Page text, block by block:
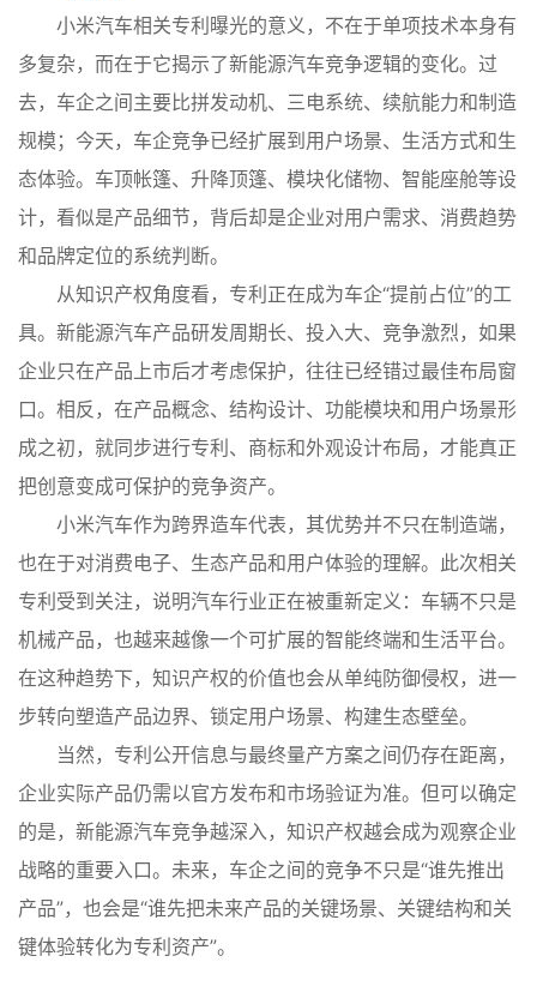
小米汽车相关专利曝光的意义，不在于单项技术本身有
多复杂，而在于它揭示了新能源汽车竞争逻辑的变化。过
去，车企之间主要比拼发动机、三电系统、续航能力和制造
规模；今天，车企竞争已经扩展到用户场景、生活方式和生
态体验。车顶帐篷、升降顶篷、模块化储物、智能座舱等设
计，看似是产品细节，背后却是企业对用户需求、消费趋势
和品牌定位的系统判断。
从知识产权角度看，专利正在成为车企“提前占位”的工
具。新能源汽车产品研发周期长、投入大、竞争激烈，如果
企业只在产品上市后才考虑保护，往往已经错过最佳布局窗
口。相反，在产品概念、结构设计、功能模块和用户场景形
成之初，就同步进行专利、商标和外观设计布局，才能真正
把创意变成可保护的竞争资产。
小米汽车作为跨界造车代表，其优势并不只在制造端，
也在于对消费电子、生态产品和用户体验的理解。此次相关
专利受到关注，说明汽车行业正在被重新定义：车辆不只是
机械产品，也越来越像一个可扩展的智能终端和生活平台。
在这种趋势下，知识产权的价值也会从单纯防御侵权，进一
步转向塑造产品边界、锁定用户场景、构建生态壁垒。
当然，专利公开信息与最终量产方案之间仍存在距离，
企业实际产品仍需以官方发布和市场验证为准。但可以确定
的是，新能源汽车竞争越深入，知识产权越会成为观察企业
战略的重要入口。未来，车企之间的竞争不只是“谁先推出
产品”，也会是“谁先把未来产品的关键场景、关键结构和关
键体验转化为专利资产”。